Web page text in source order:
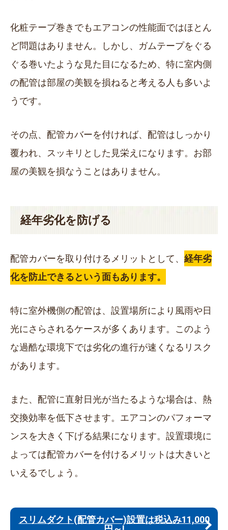
化粧テープ巻きでもエアコンの性能面ではほとん
ど問題はありません。しかし、ガムテープをぐる
ぐる巻いたような見た目になるため、特に室内側
の配管は部屋の美観を損ねると考える人も多いよ
うです。
その点、配管カバーを付ければ、配管はしっかり
覆われ、スッキリとした見栄えになります。お部
屋の美観を損なうことはありません。
経年劣化を防げる
配管カバーを取り付けるメリットとして、 経年劣
化を防止できるという面もあります。
特に室外機側の配管は、設置場所により風雨や日
光にさらされるケースが多くあります。このよう
な過酷な環境下では劣化の進行が速くなるリスク
があります。
また、配管に直射日光が当たるような場合は、熱
交換効率を低下させます。エアコンのパフォーマ
ンスを大きく下げる結果になります。設置環境に
よっては配管カバーを付けるメリットは大きいと
いえるでしょう。
スリムダクト(配管カバー)設置は税込み11,000